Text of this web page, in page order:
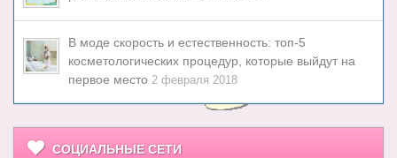
В моде скорость и естественность: топ-5
косметологических процедур, которые выйдут на
первое место 2 февраля 2018
СОЦИАЛЬНЫЕ СЕТИ